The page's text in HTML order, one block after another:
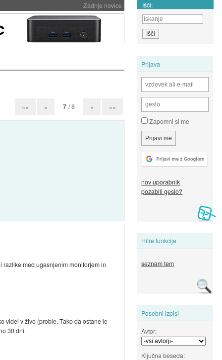
Zadnje novice Išči:
Prijava
Zapomni si me
nov uporabnik
pozabili geslo?
Hitre funkcije
seznam tem
Posebni izpisi
Avtor:
Ključna beseda:
«« « 7 / 8 » »»
razlike med ugasnjenim monitorjem in
videl v živo (proble. Tako da ostane le
30 dni.